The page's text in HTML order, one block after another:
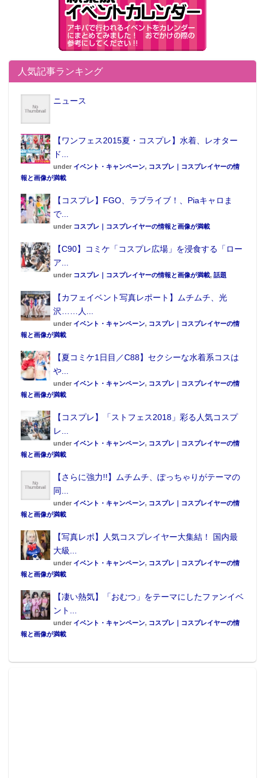
人気記事ランキング
ニュース
【ワンフェス2015夏・コスプレ】水着、レオター
ド...
under イベント・キャンペーン, コスプレ｜コスプレイヤーの情
報と画像が満載
【コスプレ】FGO、ラブライブ！、Piaキャロま
で...
under コスプレ｜コスプレイヤーの情報と画像が満載
【C90】コミケ「コスプレ広場」を浸食する「ロー
ア...
under コスプレ｜コスプレイヤーの情報と画像が満載, 話題
【カフェイベント写真レポート】ムチムチ、光
沢……人...
under イベント・キャンペーン, コスプレ｜コスプレイヤーの情
報と画像が満載
【夏コミケ1日目／C88】セクシーな水着系コスは
や...
under イベント・キャンペーン, コスプレ｜コスプレイヤーの情
報と画像が満載
【コスプレ】「ストフェス2018」彩る人気コスプ
レ...
under イベント・キャンペーン, コスプレ｜コスプレイヤーの情
報と画像が満載
【さらに強力!!】ムチムチ、ぽっちゃりがテーマの
同...
under イベント・キャンペーン, コスプレ｜コスプレイヤーの情
報と画像が満載
【写真レポ】人気コスプレイヤー大集結！ 国内最
大級...
under イベント・キャンペーン, コスプレ｜コスプレイヤーの情
報と画像が満載
【凄い熱気】「おむつ」をテーマにしたファンイベ
ント...
under イベント・キャンペーン, コスプレ｜コスプレイヤーの情
報と画像が満載